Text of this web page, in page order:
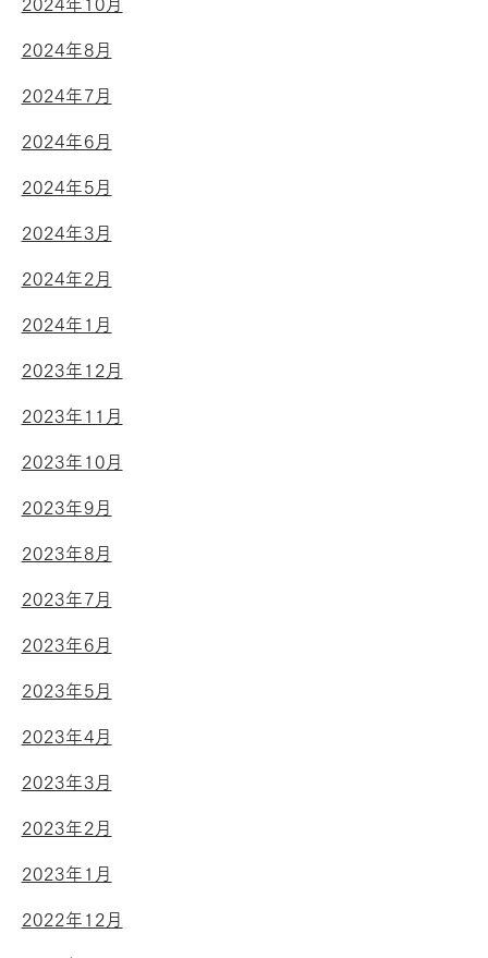
2024年10月
2024年8月
2024年7月
2024年6月
2024年5月
2024年3月
2024年2月
2024年1月
2023年12月
2023年11月
2023年10月
2023年9月
2023年8月
2023年7月
2023年6月
2023年5月
2023年4月
2023年3月
2023年2月
2023年1月
2022年12月